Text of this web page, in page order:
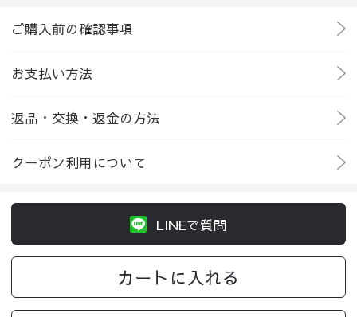
ご購入前の確認事項
お支払い方法
返品・交換・返金の方法
クーポン利用について
LINEで質問
カートに入れる